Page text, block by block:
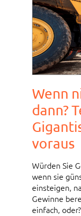
Wenn
dann?
voraus
Würden Sie
wenn sie
einsteigen,
Gewinne
einfach, oder?